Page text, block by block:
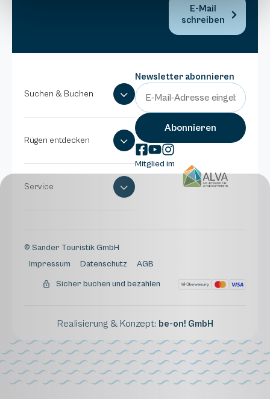
E-Mail
schreiben
Suchen & Buchen
Rügen entdecken
Service
Newsletter abonnieren
Mitglied im
© Sander Touristik GmbH
Impressum
Datenschutz AGB
Sicher buchen und bezahlen
Realisierung & Konzept: be-on! GmbH